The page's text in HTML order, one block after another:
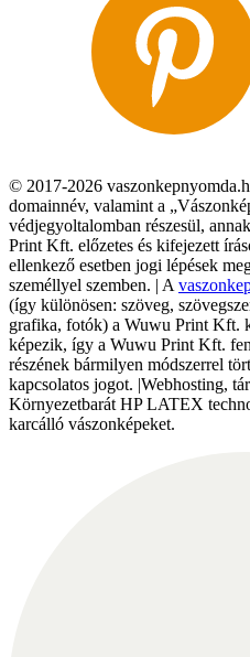
© 2017-2026
domainnév, valamint a
védjegyoltalomban részesül,
Print Kft. előzetes és kifejezett
ellenkező esetben jogi lépések
személlyel szemben. | A
(így különösen: szöveg,
grafika, fotók) a Wuwu Print Kft.
képezik, így a Wuwu Print Kft.
részének bármilyen módszerrel
kapcsolatos jogot. |Webhosting,
Környezetbarát HP LATEX
karcálló vászonképeket.